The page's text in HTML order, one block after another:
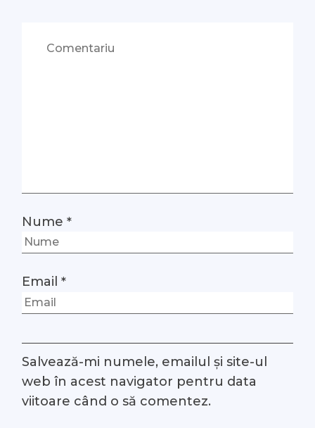
Nume*
Email*
Salvează-mi numele, emailul și site-ul
web în acest navigator pentru data
viitoare când o să comentez.